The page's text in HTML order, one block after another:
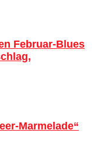
Februar-Blues
Marmelade“